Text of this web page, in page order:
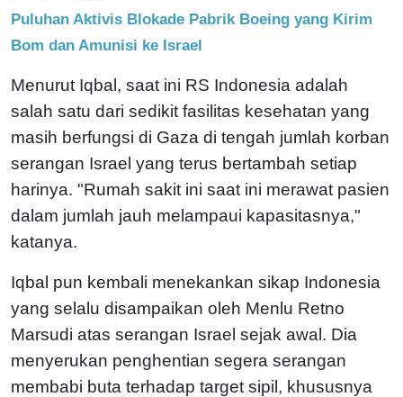
Puluhan Aktivis Blokade Pabrik Boeing yang Kirim
Bom dan Amunisi ke Israel
Menurut Iqbal, saat ini RS Indonesia adalah
salah satu dari sedikit fasilitas kesehatan yang
masih berfungsi di Gaza di tengah jumlah korban
serangan Israel yang terus bertambah setiap
harinya. "Rumah sakit ini saat ini merawat pasien
dalam jumlah jauh melampaui kapasitasnya,"
katanya.
Iqbal pun kembali menekankan sikap Indonesia
yang selalu disampaikan oleh Menlu Retno
Marsudi atas serangan Israel sejak awal. Dia
menyerukan penghentian segera serangan
membabi buta terhadap target sipil, khususnya